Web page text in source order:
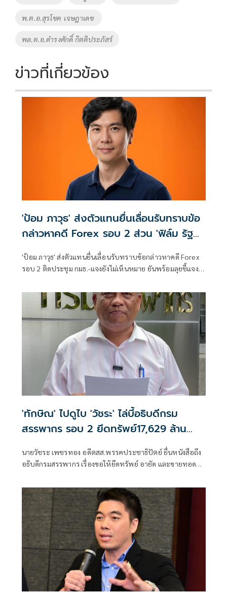
k k
พ.ต.อ.สุรโชค เจษฎาเดช
พล.ต.อ.ดำรงศักดิ์ กิตติประภัสร์
ข่าวที่เกี่ยวข้อง
'ป้อม ภาวุธ' ส่งตัวแทนยื่นเลื่อนรับทราบข้อ
กล่าวหาคดี Forex รอบ 2 ส่วน 'ฟิล์ม รัฐ
'ป้อม ภาวุธ' ส่งตัวแทนยื่นเลื่อนรับทราบข้อกล่าวหาคดี Forex
รอบ 2 ติดประชุม กมธ.-แจงยังไม่เห็นหมาย ยันพร้อมลุยชี้แจง ดี
หมายเรียกครั้งแรก
'ทักษิณ' ไปดูไบ 'วัชระ' ไล่บี้อธิบดีกรม
สรรพากร รอบ 2 ยึดทรัพย์17,629 ล้าน
นายวัชระ เพชรทอง อดีตสส.พรรคประชาธิปัตย์ ยื่นหนังสือถึง
อธิบดีกรมสรรพากร เรื่องขอให้ยึดทรัพย์ อายัด และขายทอด